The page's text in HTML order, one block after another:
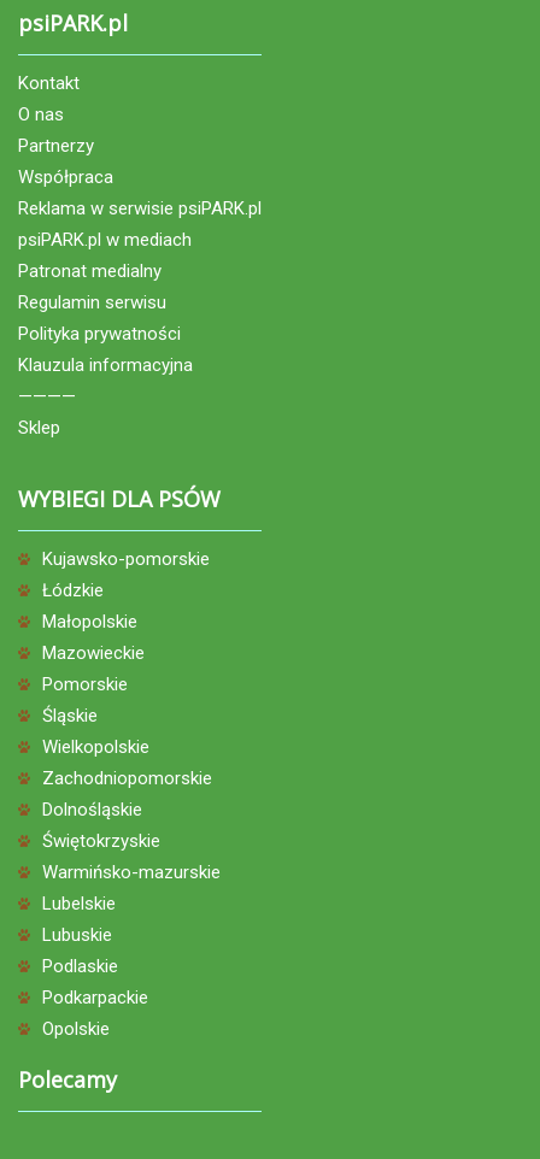
psiPARK.pl
Kontakt
O nas
Partnerzy
Współpraca
Reklama w serwisie psiPARK.pl
psiPARK.pl w mediach
Patronat medialny
Regulamin serwisu
Polityka prywatności
Klauzula informacyjna
————
Sklep
WYBIEGI DLA PSÓW
Kujawsko-pomorskie
Łódzkie
Małopolskie
Mazowieckie
Pomorskie
Śląskie
Wielkopolskie
Zachodniopomorskie
Dolnośląskie
Świętokrzyskie
Warmińsko-mazurskie
Lubelskie
Lubuskie
Podlaskie
Podkarpackie
Opolskie
Polecamy